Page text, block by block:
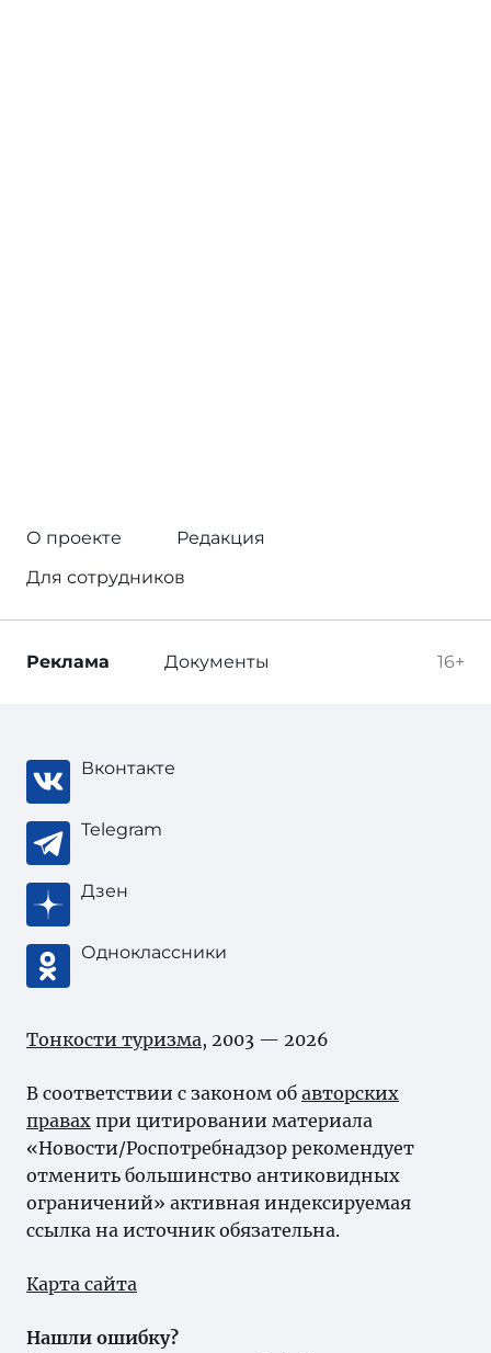
О проекте
Редакция
Для сотрудников
16+
Реклама Документы
Вконтакте
Telegram
Дзен
Одноклассники
Тонкости туризма, 2003 — 2026
В соответствии с законом об авторских
правах при цитировании материала
«Новости/Роспотребнадзор рекомендует
отменить большинство антиковидных
ограничений» активная индексируемая
ссылка на источник обязательна.
Карта сайта
Нашли ошибку?